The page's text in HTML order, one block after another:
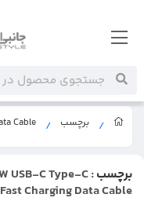
/ برچسب /
Cable
برچسب USB-C Type-C
Charging Data Cable